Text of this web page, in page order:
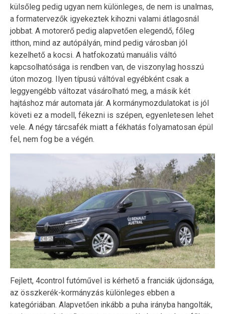
külsőleg pedig ugyan nem különleges, de nem is unalmas,
a formatervezők igyekeztek kihozni valami átlagosnál
jobbat. A motorerő pedig alapvetően elegendő, főleg
itthon, mind az autópályán, mind pedig városban jól
kezelhető a kocsi. A hatfokozatú manuális váltó
kapcsolhatósága is rendben van, de viszonylag hosszú
úton mozog. Ilyen típusú váltóval egyébként csak a
leggyengébb változat vásárolható meg, a másik két
hajtáshoz már automata jár. A kormánymozdulatokat is jól
követi ez a modell, fékezni is szépen, egyenletesen lehet
vele. A négy tárcsafék miatt a fékhatás folyamatosan épül
fel, nem fog be a végén.
Fejlett, 4control futóművel is kérhető a franciák újdonsága,
az összkerék-kormányzás különleges ebben a
kategóriában. Alapvetően inkább a puha irányba hangolták,